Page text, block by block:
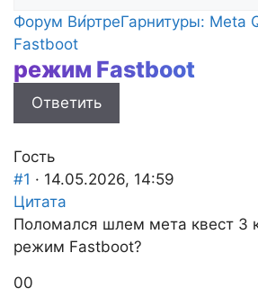
Форум
breadcrumbs
-
Вы
здесь:
Форум Ви́ртреГарнитуры: Meta
Fastboot
режим Fastboot
Ответить
Гость
#1 · 14.05.2026, 14:59
Цитата
Поломался шлем мета квест 3
режим Fastboot?
Голосуйте
0Голосуйте
0